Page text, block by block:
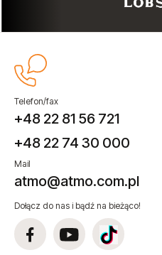
Telefon/fax
+48 22 81 56 721
+48 22 74 30 000
Mail
atmo@atmo.com.pl
Dołącz do nas i bądź na bieżąco!